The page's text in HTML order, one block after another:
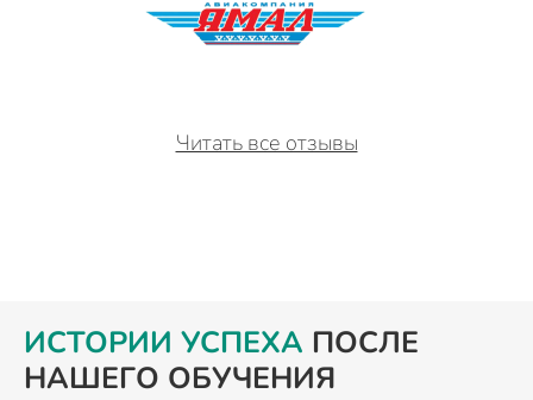
Читать все отзывы
ИСТОРИИ УСПЕХА ПОСЛЕ
НАШЕГО ОБУЧЕНИЯ